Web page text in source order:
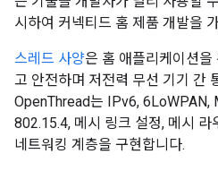
시하여 커넥티드 홈 제품 개발을
스레드 사양은 홈 애플리케이션을
고 안전하며 저전력 무선 기기 간
OpenThread는 IPv6, 6LoWPAN,
802.15.4, 메시 링크 설정, 메시
네트워킹 계층을 구현합니다.